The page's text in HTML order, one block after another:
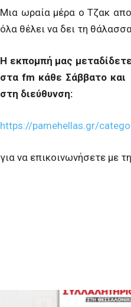
Μια ωραία μέρα ο Τζακ
όλα θέλει να δει τη
Η εκπομπή μας
στα fm κάθε Σάββατο
στη διεύθυνση:
https://pamehellas.gr/
για να επικοινωνήσετε με